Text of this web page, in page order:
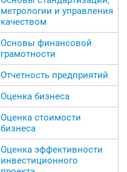
метрологии и управления
качеством
Основы финансовой
грамотности
Отчетность предприятий
Оценка бизнеса
Оценка стоимости
бизнеса
Оценка эффективности
инвестиционного